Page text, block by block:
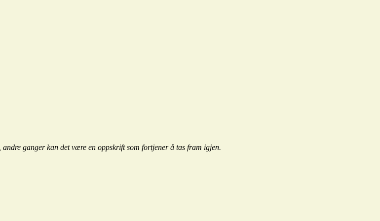
ganger kan det være en oppskrift som fortjener å tas fram igjen.